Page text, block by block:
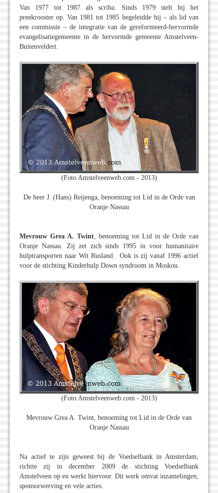
Van 1977 tot 1987 als scriba. Sinds 1979 stelt hij het
preekrooster op. Van 1981 tot 1985 begeleidde hij – als lid van
een commissie – de integratie van de gereformeerd-hervormde
evangelisatiegemeente in de hervormde gemeente Amstelveen-
Buitenveldert.
(Foto Amstelveenweb.com - 2013)
De heer J. (Hans) Reijenga, benoeming tot Lid in de Orde van
Oranje Nassau
Mevrouw Grea A. Twint, benoeming tot Lid in de Orde van
Oranje Nassau. Zij zet zich sinds 1995 in voor humanitaire
hulptransporten naar Wit Rusland. Ook is zij vanaf 1996 actief
voor de stichting Kinderhulp Down syndroom in Moskou.
(Foto Amstelveenweb.com - 2013)
Mevrouw Grea A. Twint, benoeming tot Lid in de Orde van
Oranje Nassau
Na actief te zijn geweest bij de Voedselbank in Amsterdam,
richtte zij in december 2009 de stichting Voedselbank
Amstelveen op en werkt hiervoor. Dit werk omvat inzamelingen,
sponsorwerving en vele acties.